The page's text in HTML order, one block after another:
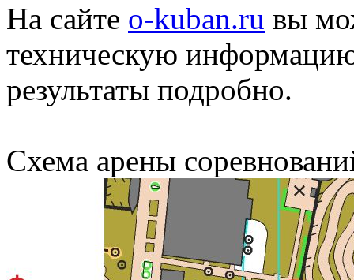
На сайте o-kuban.ru вы
техническую
результаты подробно.
Схема арены